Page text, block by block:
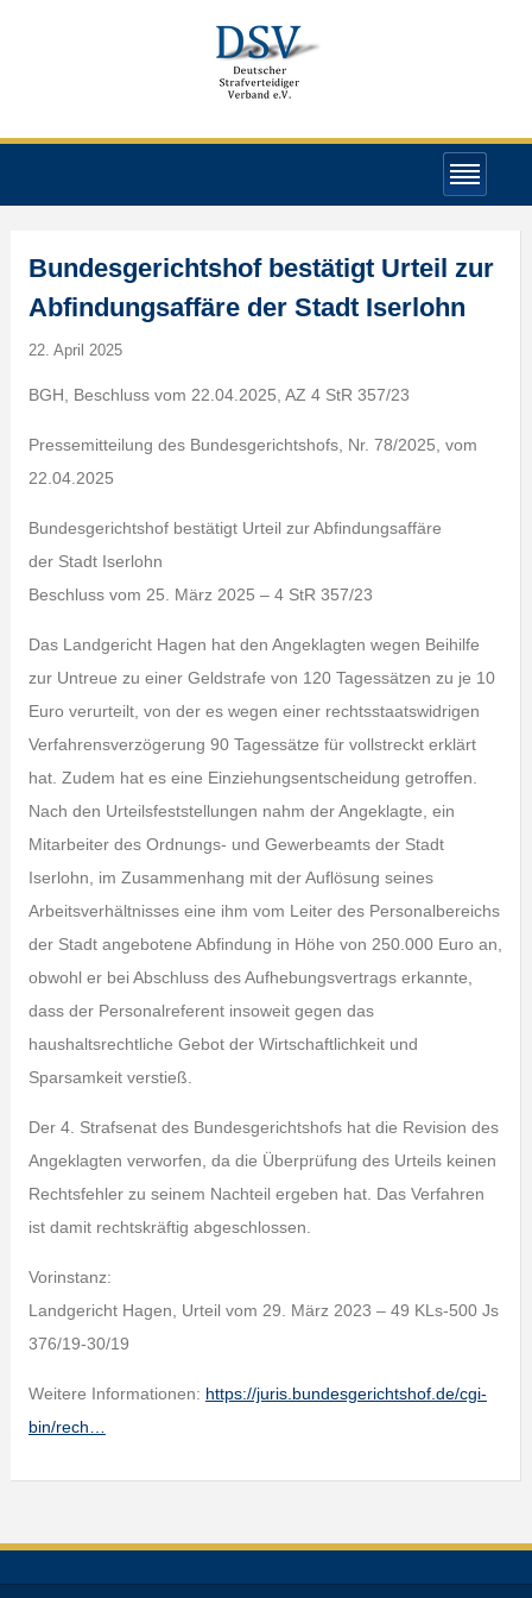
Bundesgerichtshof bestätigt Urteil zur
Abfindungsaffäre der Stadt Iserlohn
22. April 2025
BGH, Beschluss vom 22.04.2025, AZ 4 StR 357/23
Pressemitteilung des Bundesgerichtshofs, Nr. 78/2025, vom
22.04.2025
Bundesgerichtshof bestätigt Urteil zur Abfindungsaffäre
der Stadt Iserlohn
Beschluss vom 25. März 2025 – 4 StR 357/23
Das Landgericht Hagen hat den Angeklagten wegen Beihilfe
zur Untreue zu einer Geldstrafe von 120 Tagessätzen zu je 10
Euro verurteilt, von der es wegen einer rechtsstaatswidrigen
Verfahrensverzögerung 90 Tagessätze für vollstreckt erklärt
hat. Zudem hat es eine Einziehungsentscheidung getroffen.
Nach den Urteilsfeststellungen nahm der Angeklagte, ein
Mitarbeiter des Ordnungs- und Gewerbeamts der Stadt
Iserlohn, im Zusammenhang mit der Auflösung seines
Arbeitsverhältnisses eine ihm vom Leiter des Personalbereichs
der Stadt angebotene Abfindung in Höhe von 250.000 Euro an,
obwohl er bei Abschluss des Aufhebungsvertrags erkannte,
dass der Personalreferent insoweit gegen das
haushaltsrechtliche Gebot der Wirtschaftlichkeit und
Sparsamkeit verstieß.
Der 4. Strafsenat des Bundesgerichtshofs hat die Revision des
Angeklagten verworfen, da die Überprüfung des Urteils keinen
Rechtsfehler zu seinem Nachteil ergeben hat. Das Verfahren
ist damit rechtskräftig abgeschlossen.
Vorinstanz:
Landgericht Hagen, Urteil vom 29. März 2023 – 49 KLs-500 Js
376/19-30/19
Weitere Informationen: https://juris.bundesgerichtshof.de/cgi-
bin/rech…